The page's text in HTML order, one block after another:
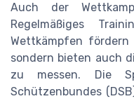
Auch der
Regelmäßiges
Wettkämpfen
sondern bieten auch
zu messen. Die
Schützenbundes